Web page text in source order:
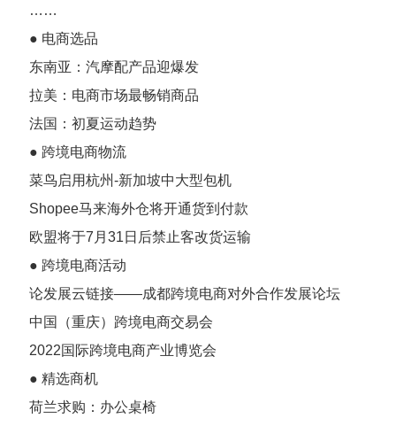
……
● 电商选品
东南亚：汽摩配产品迎爆发
拉美：电商市场最畅销商品
法国：初夏运动趋势
● 跨境电商物流
菜鸟启用杭州-新加坡中大型包机
Shopee马来海外仓将开通货到付款
欧盟将于7月31日后禁止客改货运输
● 跨境电商活动
论发展云链接——成都跨境电商对外合作发展论坛
中国（重庆）跨境电商交易会
2022国际跨境电商产业博览会
● 精选商机
荷兰求购：办公桌椅